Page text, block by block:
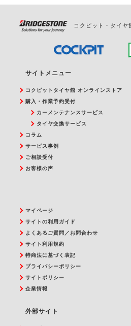
コクピット・タイヤ
サイトメニュー
コクピットタイヤ館 オンラインストア
購入・作業予約受付
カーメンテナンスサービス
タイヤ交換サービス
コラム
サービス事例
ご相談受付
お客様の声
マイページ
サイトの利用ガイド
よくあるご質問／お問合わせ
サイト利用規約
特商法に基づく表記
プライバシーポリシー
サイトポリシー
企業情報
外部サイト